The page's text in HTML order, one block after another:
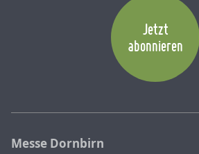
Jetzt
abonnieren
Messe Dornbirn